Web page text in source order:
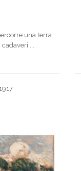
una terra
...